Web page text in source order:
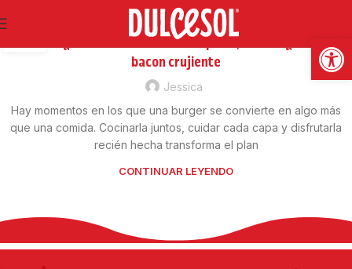
Burger original Dulcesol rellena de queso, cebolla glaseada y
bacon crujiente
Jessica
Hay momentos en los que una burger se convierte en algo más
que una comida. Cocinarla juntos, cuidar cada capa y disfrutarla
recién hecha transforma el plan
CONTINUAR LEYENDO